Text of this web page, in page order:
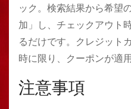
ック。検索結果から希望
加」し、チェックアウト
るだけです。クレジット
時に限り、クーポンが適
注意事項